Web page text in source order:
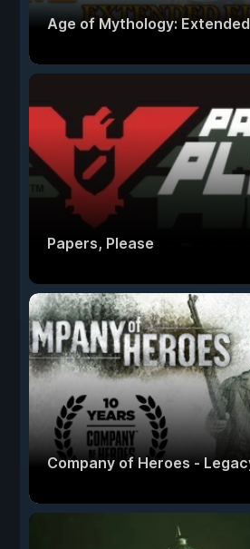
Age of Mythology:
Papers, Please
Company of Heroes -